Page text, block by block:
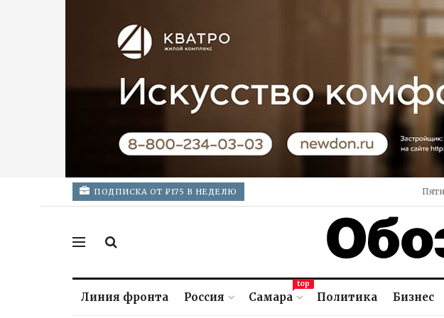
ПОДПИСКА ОТ ₽175 В НЕДЕЛЮ
Линия фронта Россия Самара
top
Политика Бизнес